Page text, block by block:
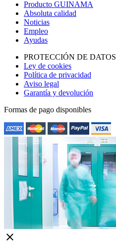
Producto GUINAMA
Absoluta calidad
Noticias
Empleo
Ayudas
PROTECCIÓN DE DATOS
Ley de cookies
Política de privacidad
Aviso legal
Garantía y devolución
Formas de pago disponibles
close